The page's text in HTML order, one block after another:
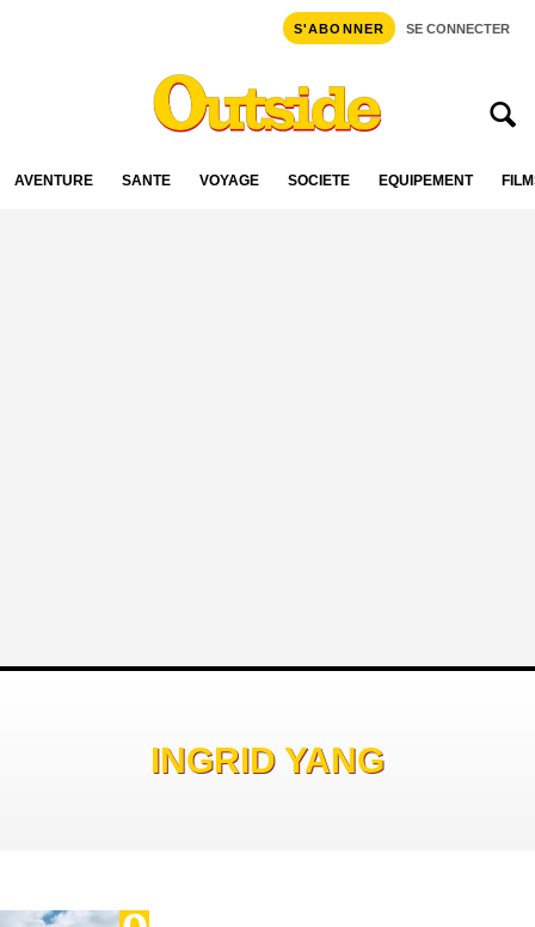
S'ABONNER SE CONNECTER
AVENTURE SANTÉ VOYAGE SOCIÉTÉ ÉQUIPEMENT
INGRID YANG